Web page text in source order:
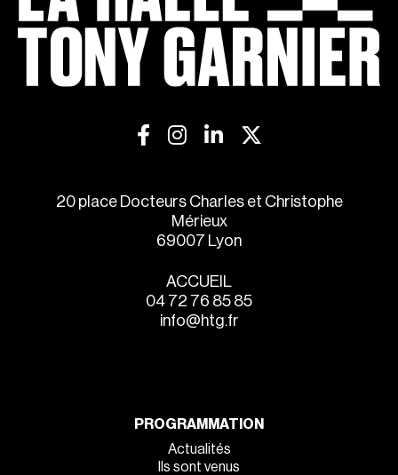
20 place Docteurs Charles et Christophe
Mérieux
69007 Lyon
ACCUEIL
04 72 76 85 85
info@htg.fr
PROGRAMMATION
Actualités
Ils sont venus